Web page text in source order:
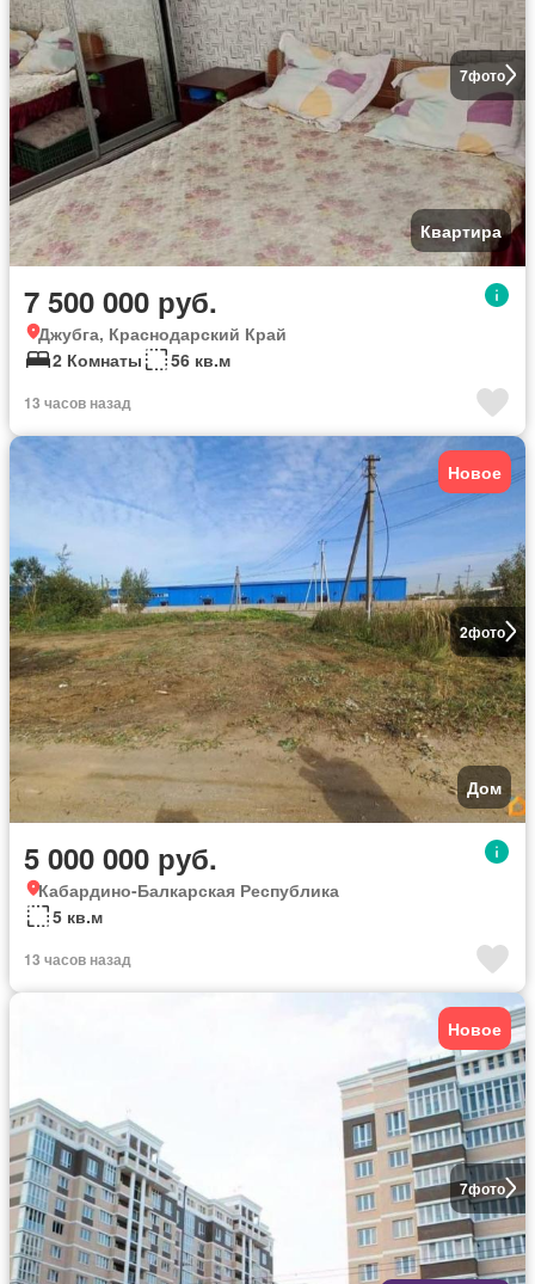
7фото
Квартира
7 500 000 руб.
Джубга, Краснодарский Край
2 Комнаты
56 кв.м
13 часов назад
2фото
Новое
Дом
5 000 000 руб.
Кабардино-Балкарская Республика
5 кв.м
13 часов назад
7фото
Новое